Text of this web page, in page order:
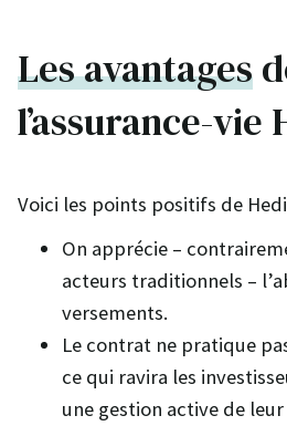
Les avantages
l’assurance-vie
Voici les points positifs de
On apprécie –
acteurs traditionnels –
versements.
Le contrat ne pratique
ce qui ravira les
une gestion active de